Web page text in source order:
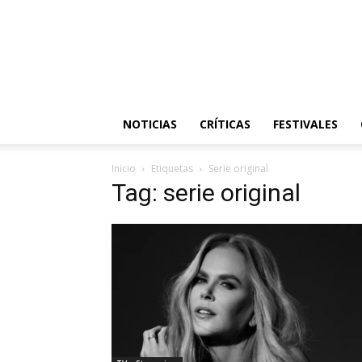
NOTICIAS CRÍTICAS FESTIVALES
Inicio Etiquetas Serie original
Tag: serie original